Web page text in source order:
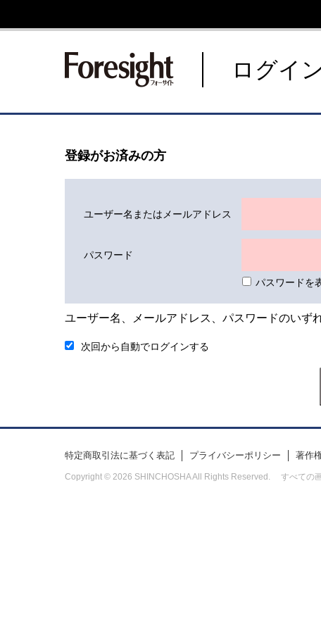
新潮社 Foresight フォーサイ
ログイ
登録がお済みの方
ユーザー名またはメールアドレス
パスワード
パスワードを
ユーザー名、メールアドレス、パスワードのいず
次回から自動でログインする
特定商取引法に基づく表記 プライバシーポリシー 著作
Copyright © 2026 SHINCHOSHA All Rights Reserved. すべての